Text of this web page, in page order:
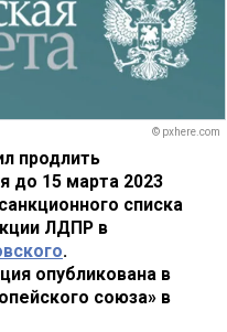
© pxhere.com
продлить
до 15 марта 2023
списка
ЛДПР в
.
опубликована в
союза» в